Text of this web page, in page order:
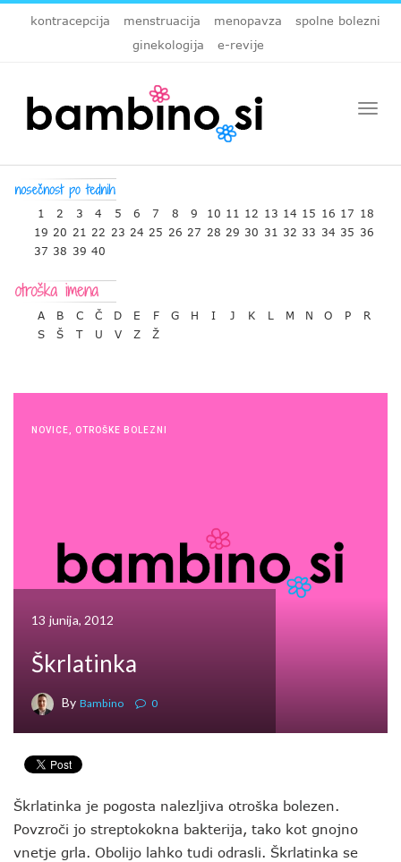
kontracepcija menstruacija menopavza
spolne bolezni
ginekologija
e-revije
1 2 3 4 5 6 7 8 9 10 11 12 13 14 15 16 17 18
19 20 21 22 23 24 25 26 27 28 29 30 31 32 33 34 35 36
37 38 39 40
A B C Č D E F G H I J K L M N O P
R
S
Š T U V Z Ž
NOVICE OTROŠKE BOLEZNI
13 junija, 2012
Škrlatinka
By Bambino 0
Škrlatinka je pogosta nalezljiva otroška bolezen.
Povzroči jo streptokokna bakterija, tako kot gnojno
vnetje grla. Obolijo lahko tudi odrasli. Škrlatinka se